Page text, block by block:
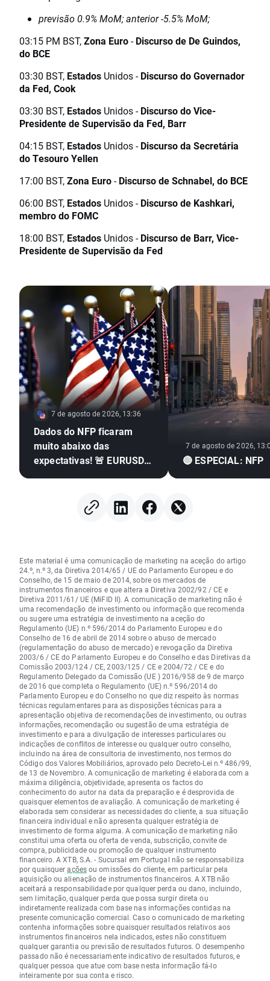
previsão 0.9% MoM; anterior -5.5% MoM;
03:15 PM BST,Zona Euro-Discurso de De Guindos,
do BCE
03:30 BST, Estados Unidos -Discurso do Governador
da Fed, Cook
03:30 BST, Estados Unidos -Discurso do Vice-
Presidente de Supervisão da Fed, Barr
04:15 BST, Estados Unidos -Discurso da Secretária
do Tesouro Yellen
17:00 BST,Zona Euro-Discurso de Schnabel, do BCE
06:00 BST, Estados Unidos -Discurso de Kashkari,
membro do FOMC
18:00 BST, Estados Unidos -Discurso de Barr, Vice-
Presidente de Supervisão da Fed
7 de agosto de 2026, 13:36
Dados do NFP ficaram
muito abaixo das
expectativas! 🚨 EURUSD
7 de agosto de 2026,
🔴 ESPECIAL: NFP
Este material é uma comunicação de marketing na aceção do artigo
24.º, n.º 3, da Diretiva 2014/65 / UE do Parlamento Europeu e do
Conselho, de 15 de maio de 2014, sobre os mercados de
instrumentos financeiros e que altera a Diretiva 2002/92 / CE e
Diretiva 2011/61/ UE (MiFID II). A comunicação de marketing não é
uma recomendação de investimento ou informação que recomenda
ou sugere uma estratégia de investimento na aceção do
Regulamento (UE) n.º 596/2014 do Parlamento Europeu e do
Conselho de 16 de abril de 2014 sobre o abuso de mercado
(regulamentação do abuso de mercado) e revogação da Diretiva
2003/6 / CE do Parlamento Europeu e do Conselho e das Diretivas da
Comissão 2003/124 / CE, 2003/125 / CE e 2004/72 / CE e do
Regulamento Delegado da Comissão (UE ) 2016/958 de 9 de março
de 2016 que completa o Regulamento (UE) n.º 596/2014 do
Parlamento Europeu e do Conselho no que diz respeito às normas
técnicas regulamentares para as disposições técnicas para a
apresentação objetiva de recomendações de investimento, ou outras
informações, recomendação ou sugestão de uma estratégia de
investimento e para a divulgação de interesses particulares ou
indicações de conflitos de interesse ou qualquer outro conselho,
incluindo na área de consultoria de investimento, nos termos do
Código dos Valores Mobiliários, aprovado pelo Decreto-Lei n.º 486/99,
de 13 de Novembro. A comunicação de marketing é elaborada com a
máxima diligência, objetividade, apresenta os factos do
conhecimento do autor na data da preparação e é desprovida de
quaisquer elementos de avaliação. A comunicação de marketing é
elaborada sem considerar as necessidades do cliente, a sua situação
financeira individual e não apresenta qualquer estratégia de
investimento de forma alguma. A comunicação de marketing não
constitui uma oferta ou oferta de venda, subscrição, convite de
compra, publicidade ou promoção de qualquer instrumento
financeiro. A XTB, S.A. - Sucursal em Portugal não se responsabiliza
por quaisqueraçõesou omissões do cliente, em particular pela
aquisição ou alienação de instrumentos financeiros. A XTB não
aceitará a responsabilidade por qualquer perda ou dano, incluindo,
sem limitação, qualquer perda que possa surgir direta ou
indiretamente realizada com base nas informações contidas na
presente comunicação comercial. Caso o comunicado de marketing
contenha informações sobre quaisquer resultados relativos aos
instrumentos financeiros nela indicados, estes não constituem
qualquer garantia ou previsão de resultados futuros. O desempenho
passado não é necessariamente indicativo de resultados futuros, e
qualquer pessoa que atue com base nesta informação fá-lo
inteiramente por sua conta e risco.